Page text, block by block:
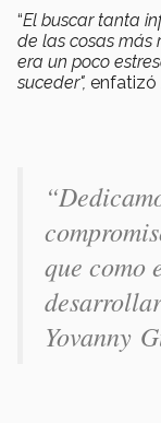
“El buscar tanta
de las cosas más
era un poco
suceder", enfatizó
que como
Yovanny